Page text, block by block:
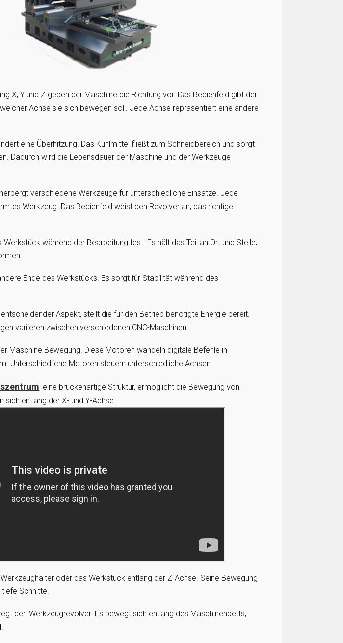
X, Y und Z geben der Maschine die Richtung vor. Das Bedienfeld gibt der
Achse sie sich bewegen soll. Jede Achse repräsentiert eine andere
eine Überhitzung. Das Kühlmittel fließt zum Schneidbereich und sorgt
Dadurch wird die Lebensdauer der Maschine und der Werkzeuge
verschiedene Werkzeuge für unterschiedliche Einsätze. Jede
Werkzeug. Das Bedienfeld weist den Revolver an, das richtige
während der Bearbeitung fest. Es hält das Teil an Ort und Stelle,
Ende des Werkstücks. Es sorgt für Stabilität während des
Aspekt, stellt die für den Betrieb benötigte Energie bereit.
variieren zwischen verschiedenen CNC-Maschinen.
Maschine Bewegung. Diese Motoren wandeln digitale Befehle in
Unterschiedliche Motoren steuern unterschiedliche Achsen.
, eine brückenartige Struktur, ermöglicht die Bewegung von
sich entlang der X- und Y-Achse.
oder das Werkstück entlang der Z-Achse. Seine Bewegung
Schnitte.
den Werkzeugrevolver. Es bewegt sich entlang des Maschinenbetts,